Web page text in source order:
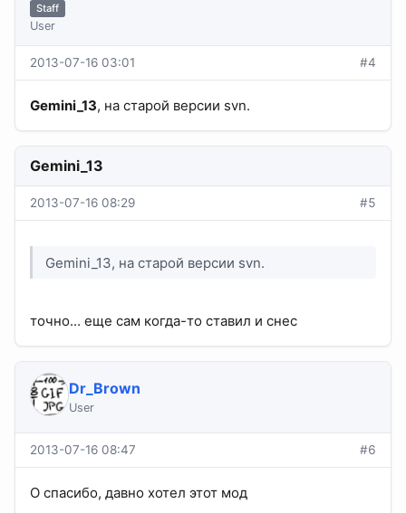
Staff
User
2013-07-16 03:01 #4
Gemini_13, на старой версии svn.
Gemini_13
2013-07-16 08:29 #5
Gemini_13, на старой версии svn.
точно... еще сам когда-то ставил и снес
Dr_Brown
User
2013-07-16 08:47 #6
О спасибо, давно хотел этот мод